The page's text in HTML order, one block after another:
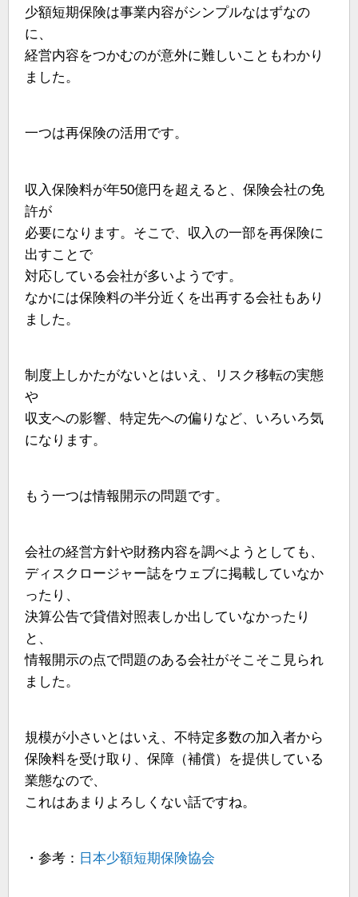
少額短期保険は事業内容がシンプルなはずなの
に、
経営内容をつかむのが意外に難しいこともわかり
ました。
一つは再保険の活用です。
収入保険料が年50億円を超えると、保険会社の免
許が
必要になります。そこで、収入の一部を再保険に
出すことで
対応している会社が多いようです。
なかには保険料の半分近くを出再する会社もあり
ました。
制度上しかたがないとはいえ、リスク移転の実態
や
収支への影響、特定先への偏りなど、いろいろ気
になります。
もう一つは情報開示の問題です。
会社の経営方針や財務内容を調べようとしても、
ディスクロージャー誌をウェブに掲載していなか
ったり、
決算公告で貸借対照表しか出していなかったり
と、
情報開示の点で問題のある会社がそこそこ見られ
ました。
規模が小さいとはいえ、不特定多数の加入者から
保険料を受け取り、保障（補償）を提供している
業態なので、
これはあまりよろしくない話ですね。
・参考： 日本少額短期保険協会